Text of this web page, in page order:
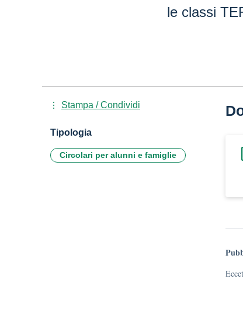
le classi
Stampa / Condividi
Tipologia
Circolari per alunni e famiglie